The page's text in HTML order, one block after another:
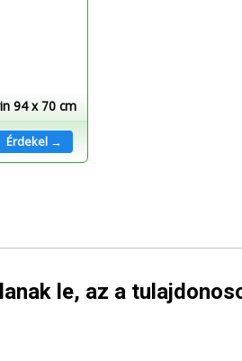
94 x 70 cm
Érdekel →
le, az a